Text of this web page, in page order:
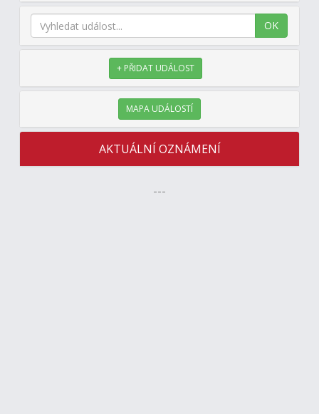
OK
+ PŘIDAT UDÁLOST
MAPA UDÁLOSTÍ
AKTUÁLNÍ OZNÁMENÍ
---